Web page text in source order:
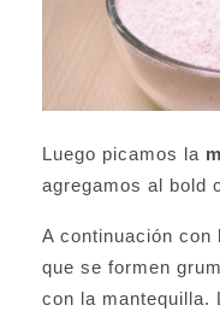
Luego picamos la
agregamos al bold
A continuación con
que se formen
con la mantequilla.